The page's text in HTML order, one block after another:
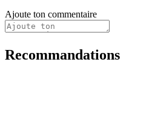
Ajoute ton commentaire
Recommandations